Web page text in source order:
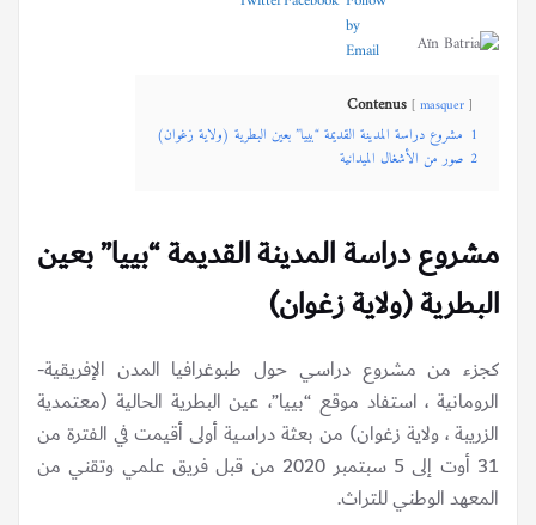
Contenus masquer
1 مشروع دراسة المدينة القديمة “بييا” بعين البطرية (ولاية زغوان)
2 صور من الأشغال الميدانية
مشروع دراسة المدينة القديمة “بييا” بعين
البطرية (ولاية زغوان)
كجزء من مشروع دراسي حول طبوغرافيا المدن الإفريقية-
الرومانية ، استفاد موقع “بييا”، عين البطرية الحالية (معتمدية
الزريبة ، ولاية زغوان) من بعثة دراسية أولى أقيمت في الفترة من
31 أوت إلى 5 سبتمبر 2020 من قبل فريق علمي وتقني من
المعهد الوطني للتراث.